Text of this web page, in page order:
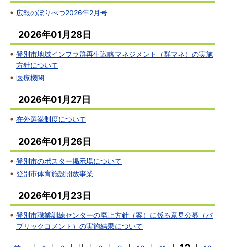
広報のぼりべつ2026年2月号
2026年01月28日
登別市地域インフラ群再生戦略マネジメント（群マネ）の実施
方針について
医療機関
2026年01月27日
在外選挙制度について
2026年01月26日
登別市のポスター掲示場について
登別市体育施設開放事業
2026年01月23日
登別市職業訓練センターの廃止方針（案）に係る意見公募（パ
ブリックコメント）の実施結果について